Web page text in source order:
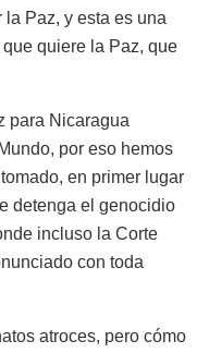
la Paz, y esta es una
quiere la Paz, que
para Nicaragua
por eso hemos
en primer lugar
detenga el genocidio
incluso la Corte
con toda
atroces, pero cómo